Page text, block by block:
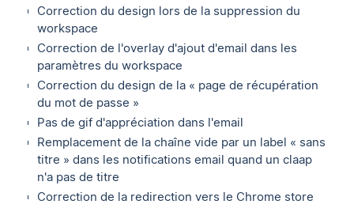
Correction du design lors de la suppression du
workspace
Correction de l'overlay d'ajout d'email dans les
paramètres du workspace
Correction du design de la « page de récupération
du mot de passe »
Pas de gif d'appréciation dans l'email
Remplacement de la chaîne vide par un label « sans
titre » dans les notifications email quand un claap
n'a pas de titre
Correction de la redirection vers le Chrome store